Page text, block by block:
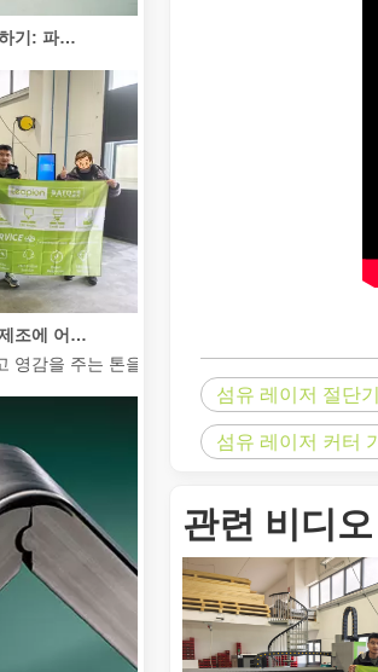
영감을 주는 톤을 유지하면서 전 세계 청중을
섬유 레이저 절단기
섬유 레이저 커터
관련 비디오